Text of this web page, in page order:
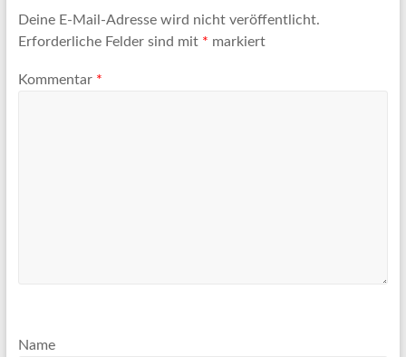
zum
Thema
Deine E-Mail-Adresse wird nicht veröffentlicht.
Erforderliche Felder sind mit * markiert
Kommentar *
Name